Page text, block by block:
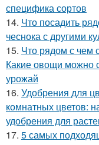
специфика сортов
14. Что посадить
чеснока с другими
15. Что рядом с чем
Какие овощи можно
урожай
16. Удобрения для
комнатных цветов:
удобрения для
17. 5 самых